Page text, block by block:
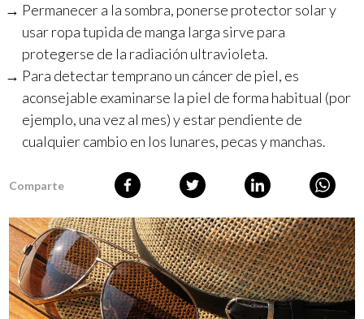
Permanecer a la sombra, ponerse protector solar y
usar ropa tupida de manga larga sirve para
protegerse de la radiación ultravioleta.
Para detectar temprano un cáncer de piel, es
aconsejable examinarse la piel de forma habitual (por
ejemplo, una vez al mes) y estar pendiente de
cualquier cambio en los lunares, pecas y manchas.
Comparte